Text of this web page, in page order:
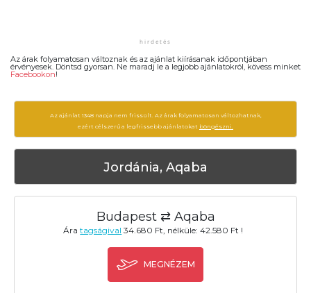
Az árak folyamatosan változnak és az ajánlat kiírásanak időpontjában
érvényesek. Döntsd gyorsan. Ne maradj le a legjobb ajánlatokról, kövess minket
Facebookon!
Az ajánlat 1348 napja nem frissült. Az árak folyamatosan változhatnak,
ezért célszerű a legfrissebb ajánlatokat böngészni.
Jordánia, Aqaba
Budapest ⇄ Aqaba
Áratagságival 34.680 Ft, nélküle: 42.580 Ft !
MEGNÉZEM